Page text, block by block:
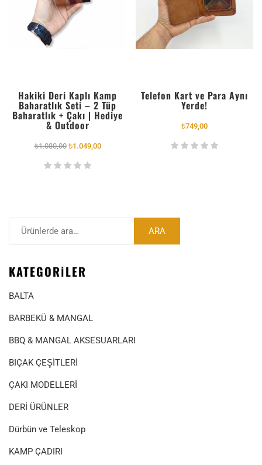
Hakiki Deri Kaplı Kamp
Baharatlık Seti – 2 Tüp
Baharatlık + Çakı | Hediye
& Outdoor
₺1.080,00 ₺1.049,00
Telefon Kart ve Para Aynı
Yerde!
₺749,00
ARA
KATEGORILER
BALTA
BARBEKÜ & MANGAL
BBQ & MANGAL AKSESUARLARI
BIÇAK ÇEŞİTLERİ
ÇAKI MODELLERİ
DERİ ÜRÜNLER
Dürbün ve Teleskop
KAMP ÇADIRI